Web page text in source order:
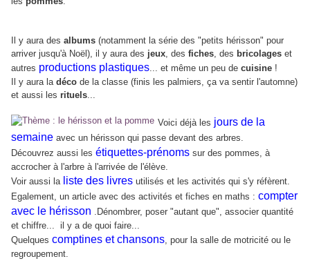
Il y aura des albums (notamment la série des "petits hérisson" pour
arriver jusqu'à Noël), il y aura des jeux, des fiches, des bricolages et
autres productions plastiques... et même un peu de cuisine !
Il y aura la déco de la classe (finis les palmiers, ça va sentir l'automne)
et aussi les rituels...
Voici déjà les jours de la
semaine avec un hérisson qui passe devant des arbres.
Découvrez aussi les étiquettes-prénoms sur des pommes, à
accrocher à l'arbre à l'arrivée de l'élève.
Voir aussi la liste des livres utilisés et les activités qui s'y réfèrent.
Egalement, un article avec des activités et fiches en maths : compter
avec le hérisson .Dénombrer, poser "autant que", associer quantité
et chiffre... il y a de quoi faire...
Quelques comptines et chansons, pour la salle de motricité ou le
regroupement.